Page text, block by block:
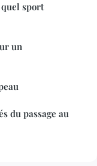
sport
un
du passage au